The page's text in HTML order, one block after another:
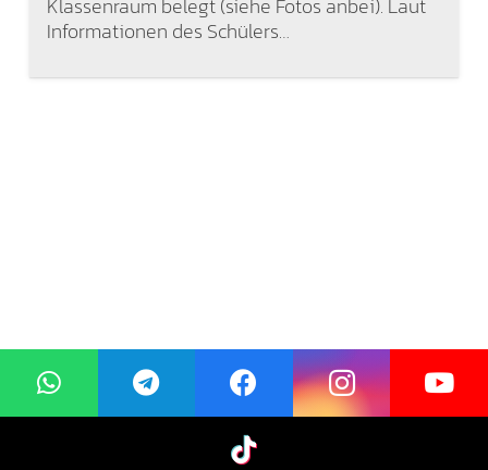
Klassenraum belegt (siehe Fotos anbei). Laut
Informationen des Schülers…